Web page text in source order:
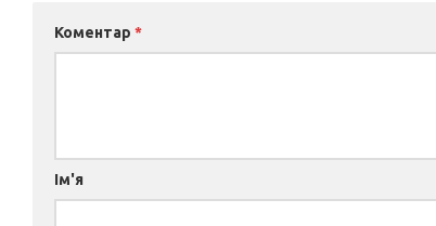
Коментар *
Ім'я